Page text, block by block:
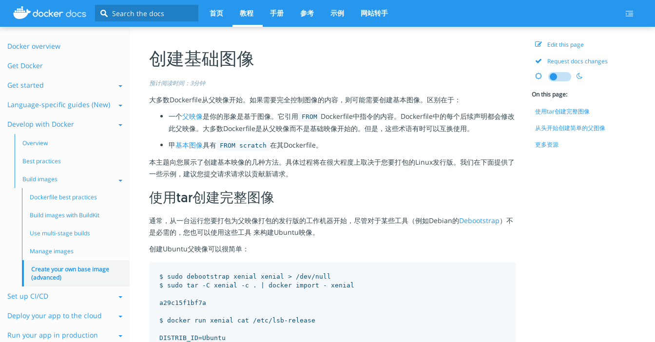
Search 首页 教程 手册 参考 示例 网站转手
创建基础图像
预计阅读时间：3分钟
大多数Dockerfile从父映像开始。如果需要完全控制图像的内容，则可能需要创建基本图像。区别在于：
一个父映像是你的形象是基于图像。它引用 FROM Dockerfile中指令的内容。Dockerfile中的每个后续声明都会修改
此父映像。大多数Dockerfile是从父映像而不是基础映像开始的。但是，这些术语有时可以互换使用。
甲基本图像具有 FROM scratch 在其Dockerfile。
本主题向您展示了创建基本映像的几种方法。具体过程将在很大程度上取决于您要打包的Linux发行版。我们在下面提供了
一些示例，建议您提交请求请求以贡献新请求。
使用tar创建完整图像
通常，从一台运行您要打包为父映像打包的发行版的工作机器开始，尽管对于某些工具（例如Debian的Debootstrap）不
是必需的，您也可以使用这些工具 来构建Ubuntu映像。
创建Ubuntu父映像可以很简单：
$ sudo debootstrap xenial xenial > /dev/null
$ sudo tar -C xenial -c . | docker import - xenial
a29c15f1bf7a
$ docker run xenial cat /etc/lsb-release
DISTRIB_ID=Ubuntu
Docker overview
Get Docker
Get started
Language-specific guides (New)
Develop with Docker
Overview
Best practices
Build images
Dockerfile best practices
Build images with BuildKit
Use multi-stage builds
Manage images
Create your own base image
(advanced)
Set up CI/CD
Deploy your app to the cloud
Run your app in production
Edit this page
Request docs changes
On this page:
使用tar创建完整图像
从头开始创建简单的父图像
更多资源